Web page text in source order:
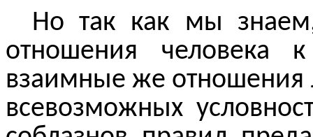
Но так как мы
отношения человека
взаимные же отношения
всевозможных